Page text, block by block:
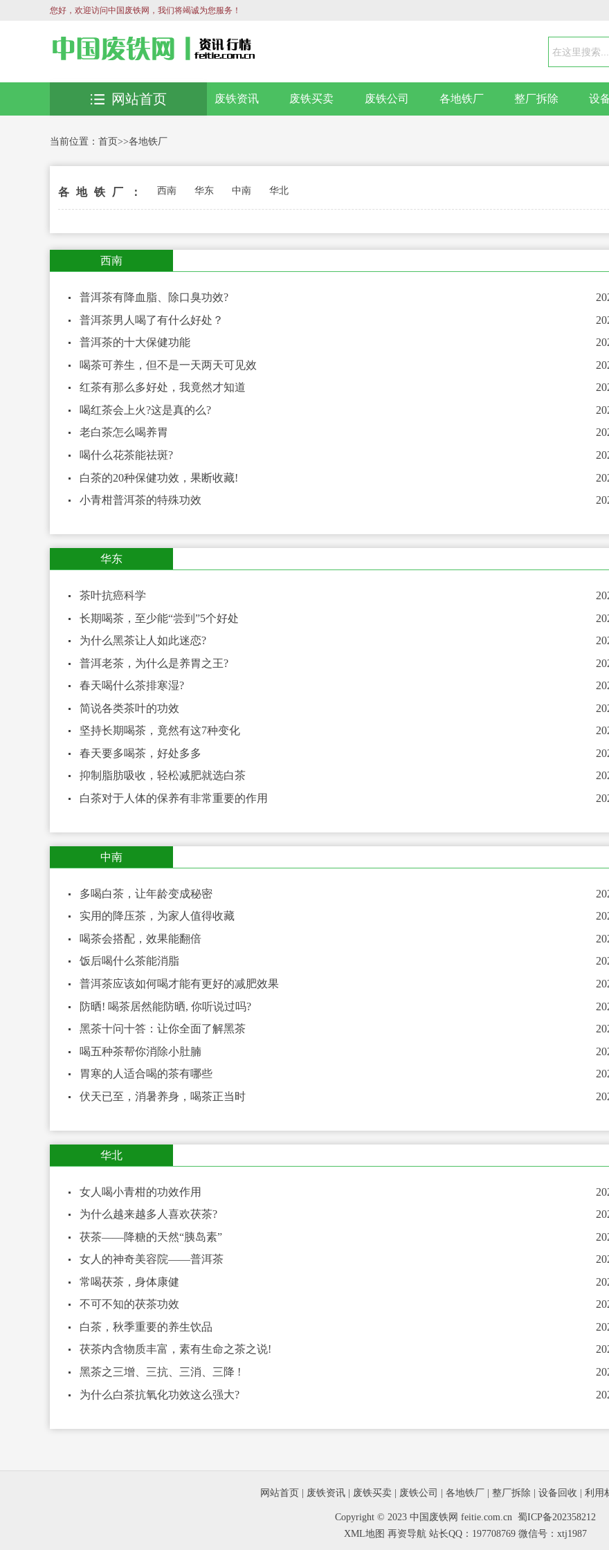
您好，欢迎访问中国废铁网，我们将竭诚为您服务！
废铁资讯 废铁买卖 废铁公司 各地铁厂 整厂拆除 设
网站首页
当前位置： 首页>>各地铁厂
各地铁厂： 西南 华东 中南 华北
西南
普洱茶有降血脂、除口臭功效?
普洱茶男人喝了有什么好处？
普洱茶的十大保健功能
喝茶可养生，但不是一天两天可见效
红茶有那么多好处，我竟然才知道
喝红茶会上火?这是真的么?
老白茶怎么喝养胃
喝什么花茶能祛斑?
白茶的20种保健功效，果断收藏!
小青柑普洱茶的特殊功效
华东
茶叶抗癌科学
长期喝茶，至少能“尝到”5个好处
为什么黑茶让人如此迷恋?
普洱老茶，为什么是养胃之王?
春天喝什么茶排寒湿?
简说各类茶叶的功效
坚持长期喝茶，竟然有这7种变化
春天要多喝茶，好处多多
抑制脂肪吸收，轻松减肥就选白茶
白茶对于人体的保养有非常重要的作用
中南
多喝白茶，让年龄变成秘密
实用的降压茶，为家人值得收藏
喝茶会搭配，效果能翻倍
饭后喝什么茶能消脂
普洱茶应该如何喝才能有更好的减肥效果
防晒! 喝茶居然能防晒, 你听说过吗?
黑茶十问十答：让你全面了解黑茶
喝五种茶帮你消除小肚腩
胃寒的人适合喝的茶有哪些
伏天已至，消暑养身，喝茶正当时
华北
女人喝小青柑的功效作用
为什么越来越多人喜欢茯茶?
茯茶——降糖的天然“胰岛素”
女人的神奇美容院——普洱茶
常喝茯茶，身体康健
不可不知的茯茶功效
白茶，秋季重要的养生饮品
茯茶内含物质丰富，素有生命之茶之说!
黑茶之三增、三抗、三消、三降 !
为什么白茶抗氧化功效这么强大?
网站首页 废铁资讯 废铁买卖 废铁公司 各地铁厂 整厂拆除 设备回收 利用
Copyright © 2023 中国废铁网 feitie.com.cn 蜀ICP备202358212
XML地图 再资导航 站长QQ：197708769 微信号：xtj1987